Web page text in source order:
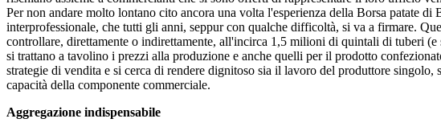
Per non andare molto lontano cito ancora una volta l'esperienza della Borsa patate di
interprofessionale, che tutti gli anni, seppur con qualche difficoltà, si va a firmare.
controllare, direttamente o indirettamente, all'incirca 1,5 milioni di quintali di tuberi (e
si trattano a tavolino i prezzi alla produzione e anche quelli per il prodotto
strategie di vendita e si cerca di rendere dignitoso sia il lavoro del produttore singolo,
capacità della componente commerciale.
Aggregazione indispensabile